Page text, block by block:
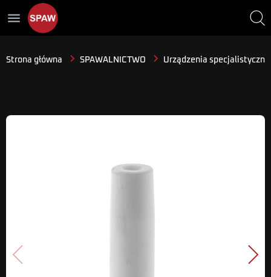
menu
Strona główna SPAWALNICTWO Urządzenia specjalistyczne
Poprzedni